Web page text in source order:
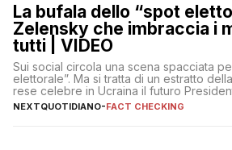
La bufala dello “spot
Zelensky che imbraccia i
tutti | VIDEO
Sui social circola una scena spacciata
elettorale”. Ma si tratta di un estratto
rese celebre in Ucraina il futuro
NEXTQUOTIDIANO-FACT CHECKING